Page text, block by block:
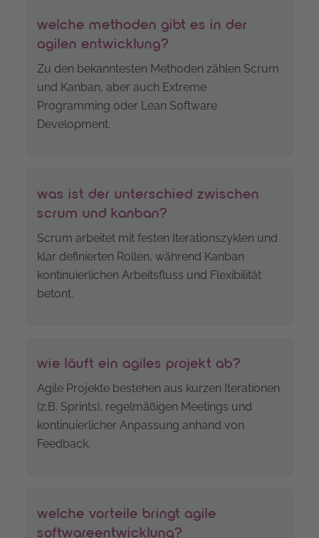
welche methoden gibt es in der
agilen entwicklung?
Zu den bekanntesten Methoden zählen Scrum
und Kanban, aber auch Extreme
Programming oder Lean Software
Development.
was ist der unterschied zwischen
scrum und kanban?
Scrum arbeitet mit festen Iterationszyklen und
klar definierten Rollen, während Kanban
kontinuierlichen Arbeitsfluss und Flexibilität
betont.
wie läuft ein agiles projekt ab?
Agile Projekte bestehen aus kurzen Iterationen
(z.B. Sprints), regelmäßigen Meetings und
kontinuierlicher Anpassung anhand von
Feedback.
welche vorteile bringt agile
softwareentwicklung?